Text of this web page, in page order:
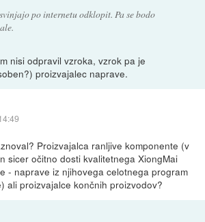
po internetu odklopit. Pa se bodo
nisi odpravil vzroka, vzrok pa je
proizvajalec naprave.
Proizvajalca ranljive komponente (v
sicer očitno dosti kvalitetnega XiongMai
- naprave iz njihovega celotnega program
ali proizvajalce končnih proizvodov?